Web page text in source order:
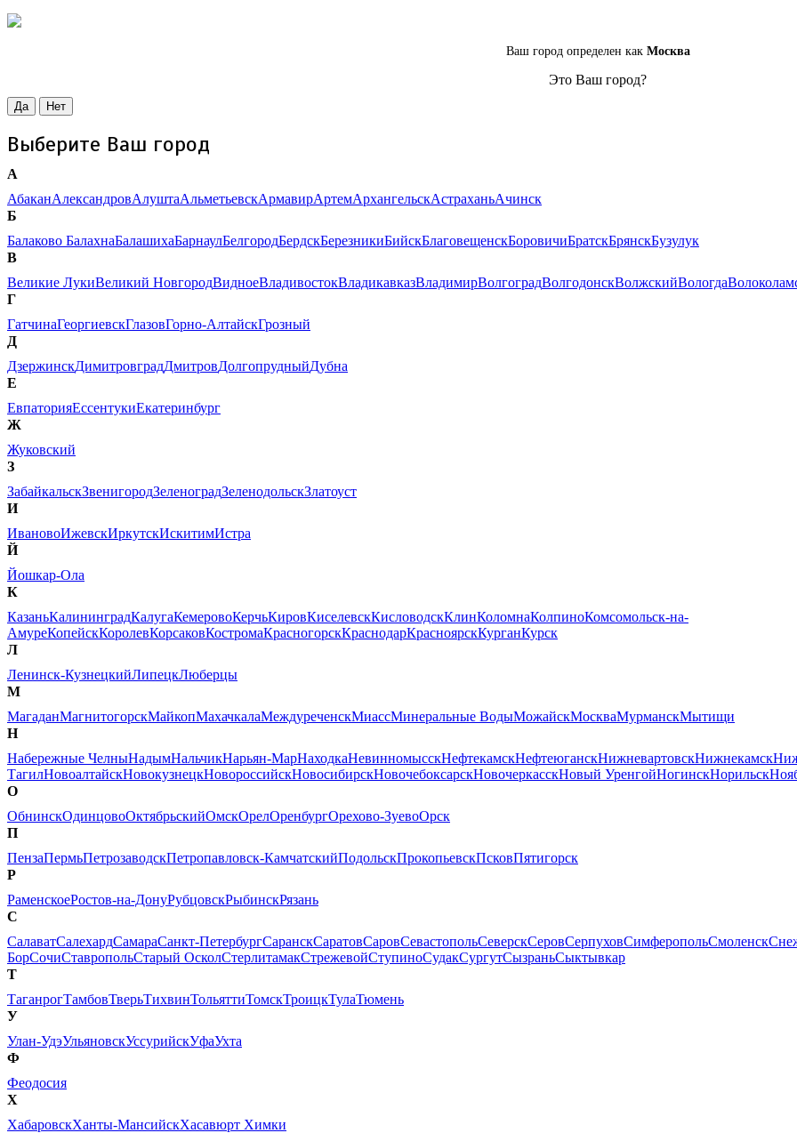
Ваш город определен как Москва
Это Ваш город?
Да Нет
Выберите Ваш город
А
АбаканАлександровАлуштаАльметьевскАрмавирАртемАрхангельскАстраханьАчинск
Б
Балаково БалахнаБалашихаБарнаулБелгородБердскБерезникиБийскБлаговещенскБоровичиБратскБрянскБузулук
В
Великие ЛукиВеликий НовгородВидноеВладивостокВладикавказВладимирВолгоградВолгодонскВолжскийВологда
Г
ГатчинаГеоргиевскГлазовГорно-АлтайскГрозный
Д
ДзержинскДимитровградДмитровДолгопрудныйДубна
Е
ЕвпаторияЕссентукиЕкатеринбург
Ж
Жуковский
З
ЗабайкальскЗвенигородЗеленоградЗеленодольскЗлатоуст
И
ИвановоИжевскИркутскИскитимИстра
Й
Йошкар-Ола
К
КазаньКалининградКалугаКемеровоКерчьКировКиселевскКисловодскКлинКоломнаКолпиноКомсомольск-на-
АмуреКопейскКоролевКорсаковКостромаКрасногорскКраснодарКрасноярскКурганКурск
Л
Ленинск-КузнецкийЛипецкЛюберцы
М
МагаданМагнитогорскМайкопМахачкалаМеждуреченскМиассМинеральные ВодыМожайскМоскваМурманскМытищи
Н
Набережные ЧелныНадымНальчикНарьян-МарНаходкаНевинномысскНефтекамскНефтеюганскНижневартовскНижнекамск
ТагилНовоалтайскНовокузнецкНовороссийскНовосибирскНовочебоксарскНовочеркасскНовый УренгойНогинскНорильск
О
ОбнинскОдинцовоОктябрьскийОмскОрелОренбургОрехово-ЗуевоОрск
П
ПензаПермьПетрозаводскПетропавловск-КамчатскийПодольскПрокопьевскПсковПятигорск
Р
РаменскоеРостов-на-ДонуРубцовскРыбинскРязань
С
СалаватСалехардСамараСанкт-ПетербургСаранскСаратовСаровСевастопольСеверскСеровСерпуховСимферопольСмоленск
БорСочиСтавропольСтарый ОсколСтерлитамакСтрежевойСтупиноСудакСургутСызраньСыктывкар
Т
ТаганрогТамбовТверьТихвинТольяттиТомскТроицкТулаТюмень
У
Улан-УдэУльяновскУссурийскУфаУхта
Ф
Феодосия
Х
ХабаровскХанты-МансийскХасавюрт Химки